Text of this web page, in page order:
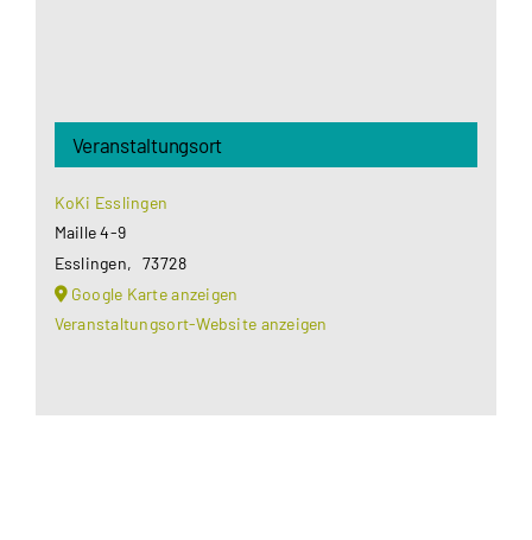
Veranstaltungsort
KoKi Esslingen
Maille 4-9
Esslingen, 73728
Google Karte anzeigen
Veranstaltungsort-Website anzeigen